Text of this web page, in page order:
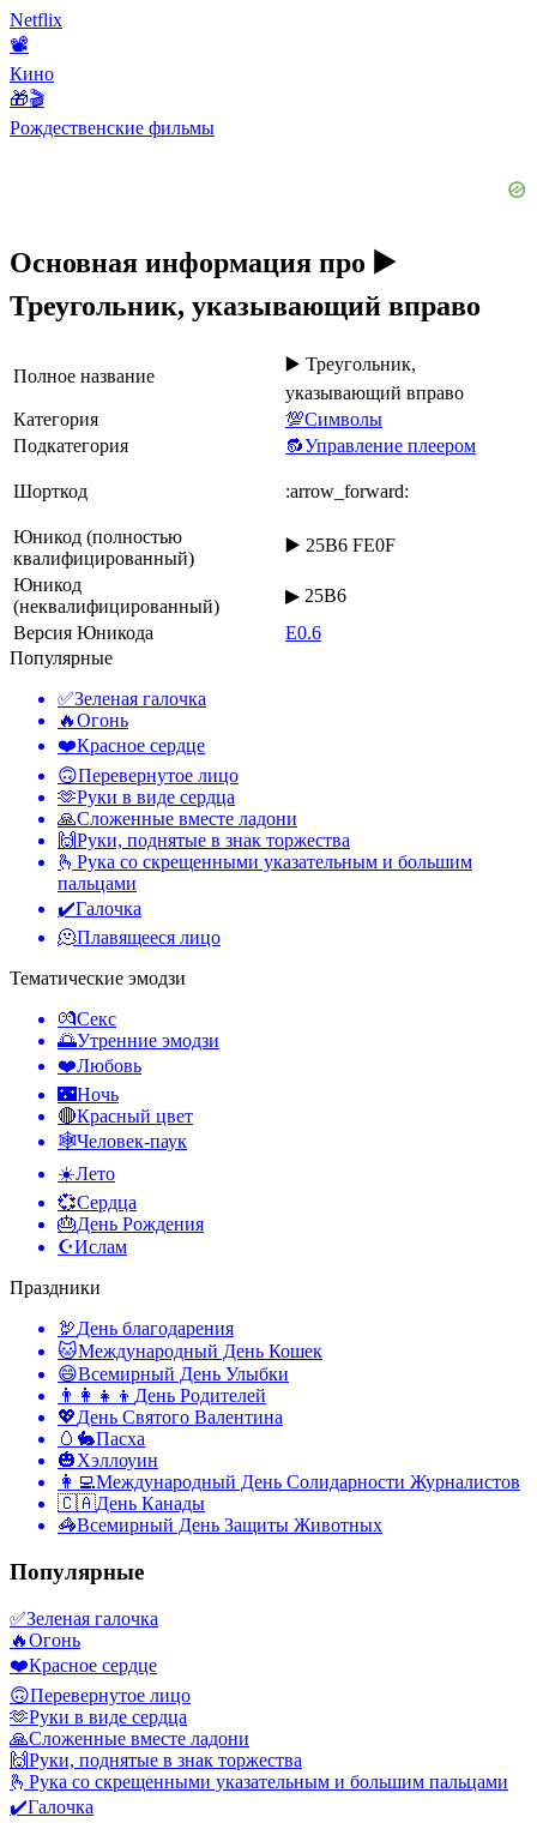
Netflix
📽
Кино
🎁🎬
Рождественские фильмы
Основная информация про ▶️
Треугольник, указывающий вправо
Полное название
▶️ Треугольник,
указывающий вправо
Категория
💯Символы
Подкатегория
🔂Управление плеером
Шорткод :arrow_forward:
Юникод (полностью
квалифицированный)
▶️ 25B6 FE0F
Юникод
(неквалифицированный)
▶ 25B6
Версия Юникода
E0.6
Популярные
✅Зеленая галочка
🔥Огонь
❤️Красное сердце
🙃Перевернутое лицо
🫶Руки в виде сердца
🙏Сложенные вместе ладони
🙌Руки, поднятые в знак торжества
🫰 Рука со скрещенными указательным и большим
пальцами
✔️Галочка
🫠Плавящееся лицо
Тематические эмодзи
💏Секс
🌅Утренние эмодзи
❤️Любовь
🌃Ночь
🔴Красный цвет
🕸️Человек-паук
☀️Лето
💞Сердца
🎂День Рождения
☪️Ислам
Праздники
🦃День благодарения
🐱Международный День Кошек
😄Всемирный День Улыбки
👨‍👩‍👧‍👦 День Родителей
💖День Святого Валентина
🥚🐇Пасха
🎃Хэллоуин
👩‍💻Международный День Солидарности Журналистов
🇨🇦День Канады
🦓Всемирный День Защиты Животных
Популярные
✅Зеленая галочка
🔥Огонь
❤️Красное сердце
🙃Перевернутое лицо
🫶Руки в виде сердца
🙏Сложенные вместе ладони
🙌Руки, поднятые в знак торжества
🫰 Рука со скрещенными указательным и большим пальцами
✔️Галочка